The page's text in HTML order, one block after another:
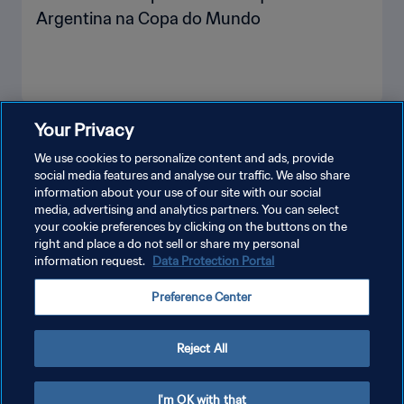
Argentina na Copa do Mundo
POLÍTICA DE PRIVACIDADE
ADMINISTRAR AS PREFERÊNCIAS DE COOKIES
Copyright © 1994-2026 FIFA. Todos os direitos reservados.
Your Privacy
We use cookies to personalize content and ads, provide
social media features and analyse our traffic. We also share
information about your use of our site with our social
media, advertising and analytics partners. You can select
your cookie preferences by clicking on the buttons on the
right and place a do not sell or share my personal
information request. Data Protection Portal
Preference Center
Reject All
I'm OK with that